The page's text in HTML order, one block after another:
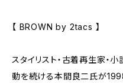
【 BROWN by 2tacs 】
スタイリスト・古着再生家・
動を続ける本間良二氏が